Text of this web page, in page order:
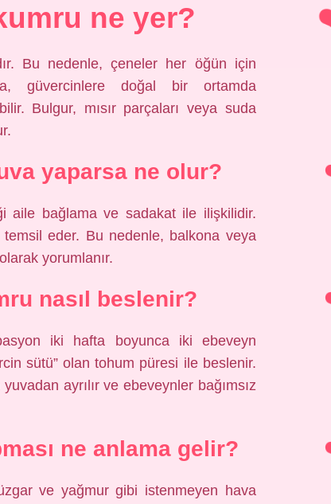
ne yer?
Bu nedenle, çeneler her öğün için
güvercinlere doğal bir ortamda
Bulgur, mısır parçaları veya suda
yaparsa ne olur?
aile bağlama ve sadakat ile ilişkilidir.
temsil eder. Bu nedenle, balkona veya
yorumlanır.
nasıl beslenir?
iki hafta boyunca iki ebeveyn
sütü” olan tohum püresi ile beslenir.
ayrılır ve ebeveynler bağımsız
ne anlama gelir?
ve yağmur gibi istenmeyen hava